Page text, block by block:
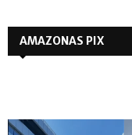
AMAZONAS PIX